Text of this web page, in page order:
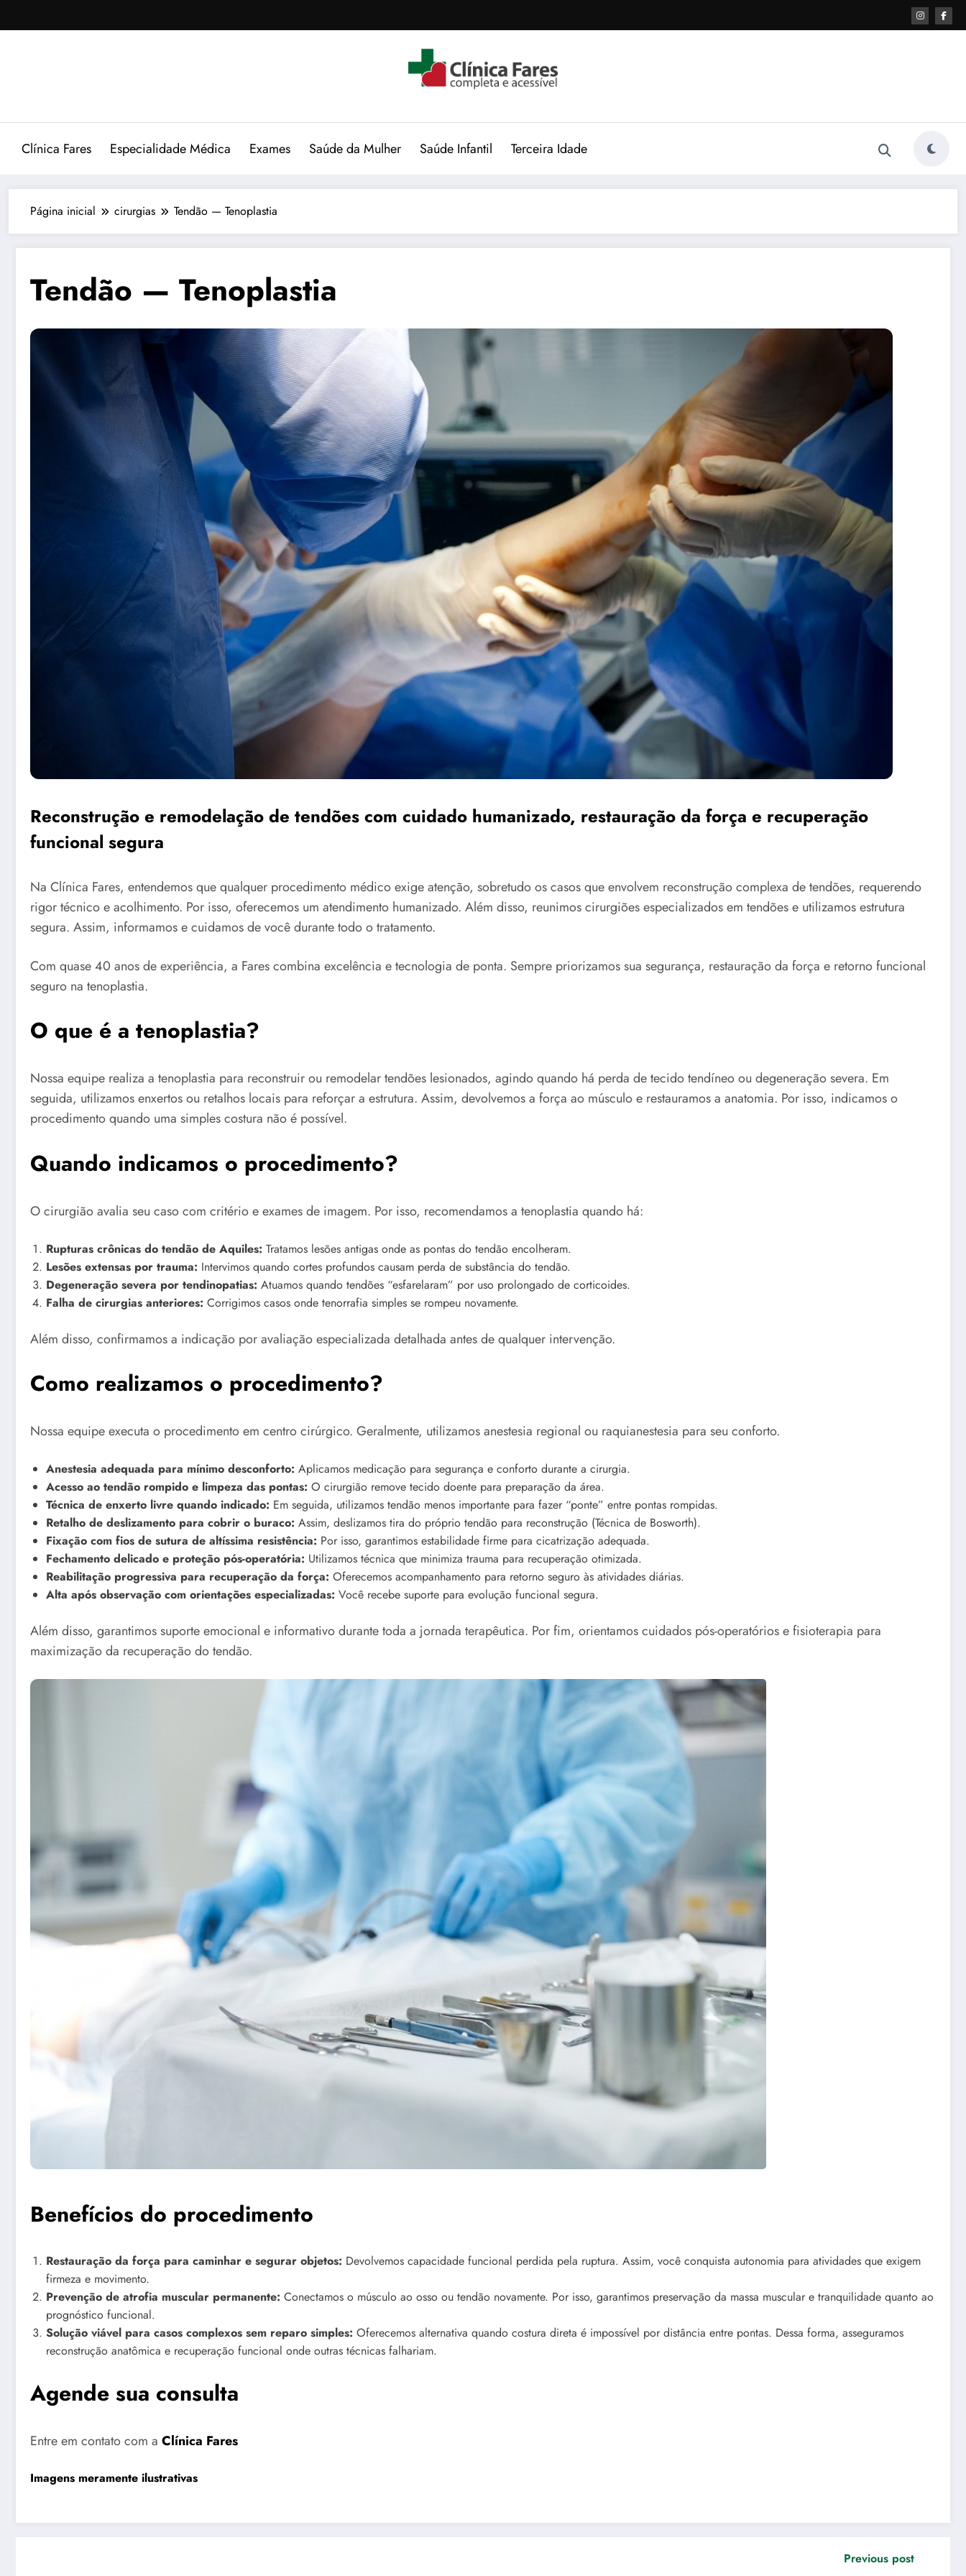
para
Clínica Fares Especialidade Médica Exames Saúde da Mulher Saúde Infantil Terceira Idade
Página inicial cirurgias Tendão — Tenoplastia
Tendão — Tenoplastia
Reconstrução e remodelação de tendões com cuidado humanizado, restauração da força e recuperação
funcional segura
Na Clínica Fares, entendemos que qualquer procedimento médico exige atenção, sobretudo os casos que envolvem reconstrução complexa de tendões, requerendo
rigor técnico e acolhimento. Por isso, oferecemos um atendimento humanizado. Além disso, reunimos cirurgiões especializados em tendões e utilizamos estrutura
segura. Assim, informamos e cuidamos de você durante todo o tratamento.
Com quase 40 anos de experiência, a Fares combina excelência e tecnologia de ponta. Sempre priorizamos sua segurança, restauração da força e retorno funcional
seguro na tenoplastia.
O que é a tenoplastia?
Nossa equipe realiza a tenoplastia para reconstruir ou remodelar tendões lesionados, agindo quando há perda de tecido tendíneo ou degeneração severa. Em
seguida, utilizamos enxertos ou retalhos locais para reforçar a estrutura. Assim, devolvemos a força ao músculo e restauramos a anatomia. Por isso, indicamos o
procedimento quando uma simples costura não é possível.
Quando indicamos o procedimento?
O cirurgião avalia seu caso com critério e exames de imagem. Por isso, recomendamos a tenoplastia quando há:
Rupturas crônicas do tendão de Aquiles: Tratamos lesões antigas onde as pontas do tendão encolheram.
Lesões extensas por trauma: Intervimos quando cortes profundos causam perda de substância do tendão.
Degeneração severa por tendinopatias: Atuamos quando tendões “esfarelaram” por uso prolongado de corticoides.
Falha de cirurgias anteriores: Corrigimos casos onde tenorrafia simples se rompeu novamente.
Além disso, confirmamos a indicação por avaliação especializada detalhada antes de qualquer intervenção.
Como realizamos o procedimento?
Nossa equipe executa o procedimento em centro cirúrgico. Geralmente, utilizamos anestesia regional ou raquianestesia para seu conforto.
Anestesia adequada para mínimo desconforto: Aplicamos medicação para segurança e conforto durante a cirurgia.
Acesso ao tendão rompido e limpeza das pontas: O cirurgião remove tecido doente para preparação da área.
Técnica de enxerto livre quando indicado: Em seguida, utilizamos tendão menos importante para fazer “ponte” entre pontas rompidas.
Retalho de deslizamento para cobrir o buraco: Assim, deslizamos tira do próprio tendão para reconstrução (Técnica de Bosworth).
Fixação com fios de sutura de altíssima resistência: Por isso, garantimos estabilidade firme para cicatrização adequada.
Fechamento delicado e proteção pós-operatória: Utilizamos técnica que minimiza trauma para recuperação otimizada.
Reabilitação progressiva para recuperação da força: Oferecemos acompanhamento para retorno seguro às atividades diárias.
Alta após observação com orientações especializadas: Você recebe suporte para evolução funcional segura.
Além disso, garantimos suporte emocional e informativo durante toda a jornada terapêutica. Por fim, orientamos cuidados pós-operatórios e fisioterapia para
maximização da recuperação do tendão.
Benefícios do procedimento
Restauração da força para caminhar e segurar objetos: Devolvemos capacidade funcional perdida pela ruptura. Assim, você conquista autonomia para atividades que exigem
firmeza e movimento.
Prevenção de atrofia muscular permanente: Conectamos o músculo ao osso ou tendão novamente. Por isso, garantimos preservação da massa muscular e tranquilidade quanto ao
prognóstico funcional.
Solução viável para casos complexos sem reparo simples: Oferecemos alternativa quando costura direta é impossível por distância entre pontas. Dessa forma, asseguramos
reconstrução anatômica e recuperação funcional onde outras técnicas falhariam.
Agende sua consulta
Entre em contato com a Clínica Fares
Imagens meramente ilustrativas
Previous post